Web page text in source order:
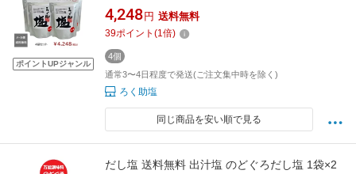
ポイントUPジャンル
での発送◆全国一律送料無料（追跡可・郵便受
配達）
4,248 円 送料無料
39ポイント (1倍)
4個
通常3〜4日程度で発送(ご注文集中時を除く)
ろく助塩
同じ商品を安い順で見る
だし塩 送料無料 出汁塩 のどぐろだし塩 1袋×2